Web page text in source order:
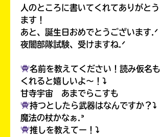
人のところに書いてくれてありがと
ます！
あと、誕生日おめでとうございます.ᐟ
夜闇部隊試験、受けますね.ᐟ
名前を教えてください！読み仮名
くれると嬉しいよ〜！⤵︎
甘寺宇宙 あまでらこすも
持つとしたら武器はなんですか？⤵︎
魔法の杖かなぁ.ᐣ
推しを教えてー！⤵︎